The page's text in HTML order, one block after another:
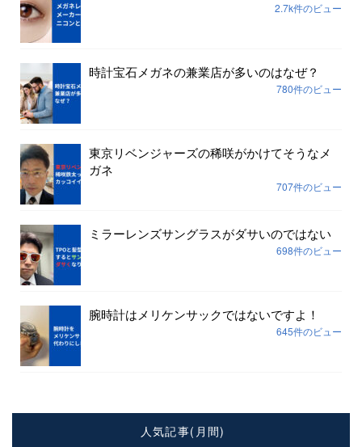
2.7k件のビュー
時計宝石メガネの兼業店が多いのはなぜ？
780件のビュー
東京リベンジャーズの稀咲がかけてそうなメ
ガネ
707件のビュー
ミラーレンズサングラスがダサいのではない
698件のビュー
腕時計はメリケンサックではないですよ！
645件のビュー
人気記事(月間)